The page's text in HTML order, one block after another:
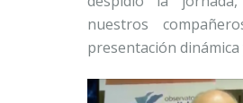
nuestros
presentación dinámica